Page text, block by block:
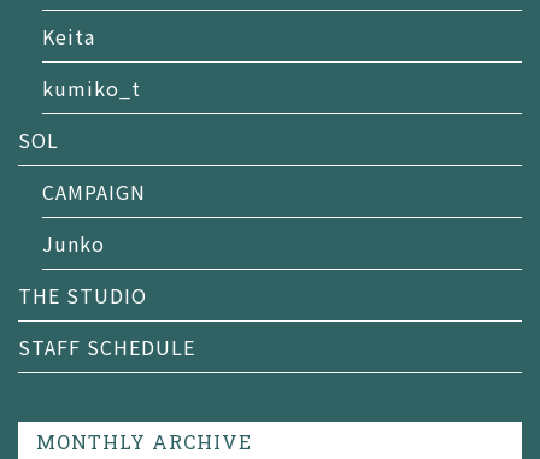
Keita
kumiko_t
SOL
CAMPAIGN
Junko
THE STUDIO
STAFF SCHEDULE
MONTHLY ARCHIVE